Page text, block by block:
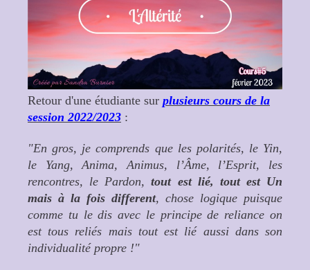
Retour d'une étudiante surplusieurs cours de la
session 2022/2023 :
"En gros, je comprends que les polarités, le Yin,
le Yang, Anima, Animus, l’Âme, l’Esprit, les
rencontres, le Pardon,tout est lié, tout est Un
mais à la fois different, chose logique puisque
comme tu le dis avec le principe de reliance on
est tous reliés mais tout est lié aussi dans son
individualité propre !"